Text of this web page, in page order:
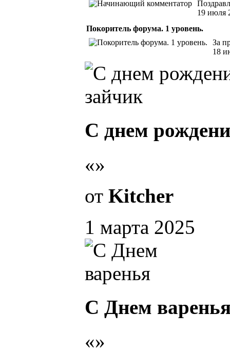
19 июля
Покоритель форума. 1 уровень.
За
18
С днем
«»
от Kitcher
1 марта 2025
С Днем
«»